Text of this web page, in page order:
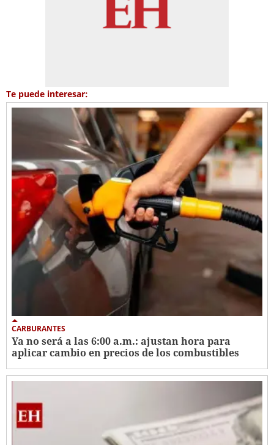
Te puede interesar:
CARBURANTES
Ya no será a las 6:00 a.m.: ajustan hora para
aplicar cambio en precios de los combustibles